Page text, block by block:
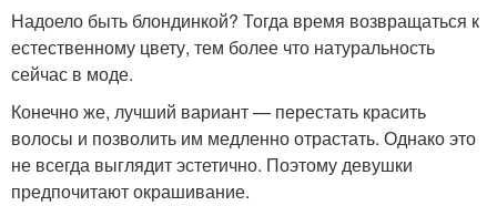
Надоело быть блондинкой? Тогда время возвращаться к
естественному цвету, тем более что натуральность
сейчас в моде.
Конечно же, лучший вариант — перестать красить
волосы и позволить им медленно отрастать. Однако это
не всегда выглядит эстетично. Поэтому девушки
предпочитают окрашивание.